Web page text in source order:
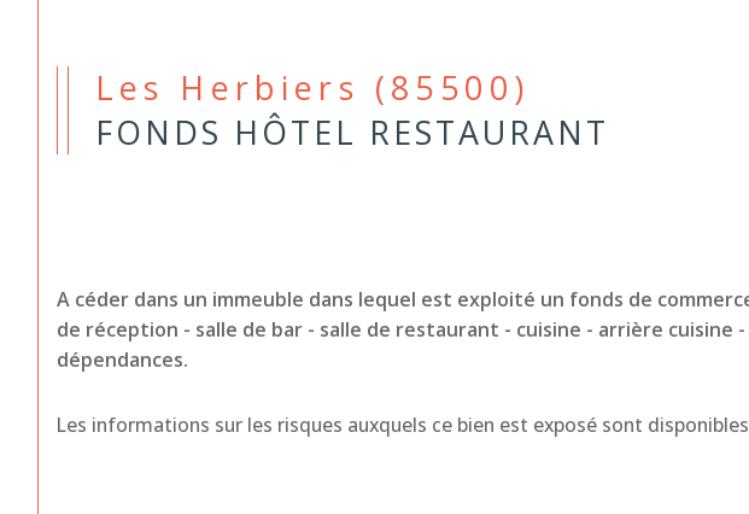
Les Herbiers (85500)
FONDS HÔTEL RESTAURANT
A céder dans un immeuble dans lequel est exploité un fonds de
de réception - salle de bar - salle de restaurant - cuisine - arrière
dépendances.
Les informations sur les risques auxquels ce bien est exposé sont